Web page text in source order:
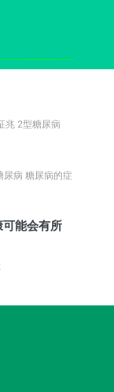
兆 2型糖尿病
尿病 糖尿病的症
能会有所